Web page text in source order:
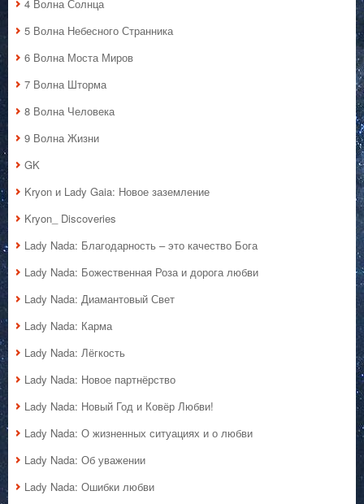
4 Волна Солнца
5 Волна Небесного Странника
6 Волна Моста Миров
7 Волна Шторма
8 Волна Человека
9 Волна Жизни
GK
Kryon и Lady Gaia: Новое заземление
Kryon_ Discoveries
Lady Nada: Благодарность – это качество Бога
Lady Nada: Божественная Роза и дорога любви
Lady Nada: Диамантовый Свет
Lady Nada: Карма
Lady Nada: Лёгкость
Lady Nada: Новое партнёрство
Lady Nada: Новый Год и Ковёр Любви!
Lady Nada: О жизненных ситуациях и о любви
Lady Nada: Об уважении
Lady Nada: Ошибки любви